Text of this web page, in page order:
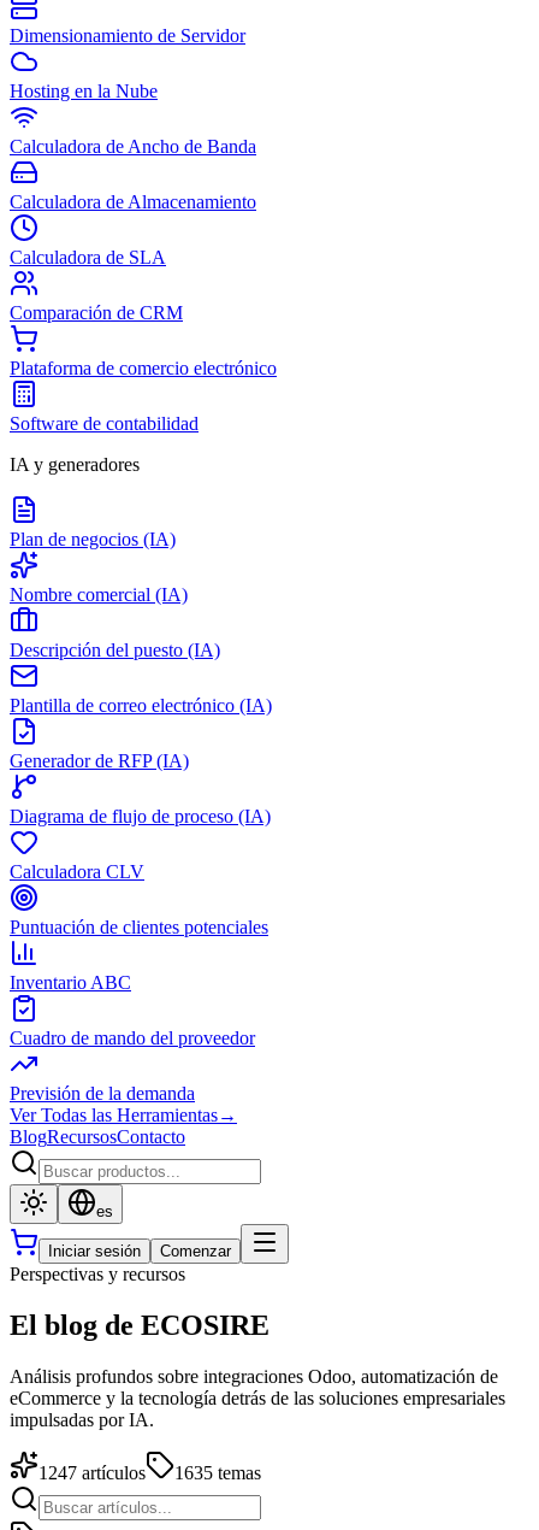
Dimensionamiento de Servidor
Hosting en la Nube
Calculadora de Ancho de Banda
Calculadora de Almacenamiento
Calculadora de SLA
Comparación de CRM
Plataforma de comercio electrónico
Software de contabilidad
IA y generadores
Plan de negocios (IA)
Nombre comercial (IA)
Descripción del puesto (IA)
Plantilla de correo electrónico (IA)
Generador de RFP (IA)
Diagrama de flujo de proceso (IA)
Calculadora CLV
Puntuación de clientes potenciales
Inventario ABC
Cuadro de mando del proveedor
Previsión de la demanda
Ver Todas las Herramientas→
BlogRecursosContacto
es
Iniciar sesión Comenzar
Perspectivas y recursos
El blog de ECOSIRE
Análisis profundos sobre integraciones Odoo, automatización de
eCommerce y la tecnología detrás de las soluciones empresariales
impulsadas por IA.
1247 artículos 1635 temas